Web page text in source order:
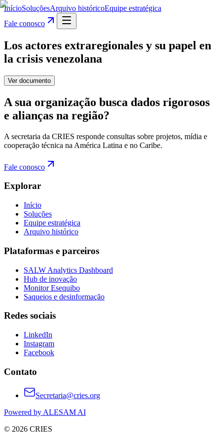
InícioSoluçõesArquivo históricoEquipe estratégica
Fale conosco
Los actores extraregionales y su papel en
la crisis venezolana
Ver documento
A sua organização busca dados rigorosos
e alianças na região?
A secretaria da CRIES responde consultas sobre projetos, mídia e
cooperação técnica na América Latina e no Caribe.
Fale conosco
Explorar
Início
Soluções
Equipe estratégica
Arquivo histórico
Plataformas e parceiros
SALW Analytics Dashboard
Hub de inovação
Monitor Esequibo
Saqueios e desinformação
Redes sociais
LinkedIn
Instagram
Facebook
Contato
Secretaria@cries.org
Powered by ALESAM AI
© 2026 CRIES